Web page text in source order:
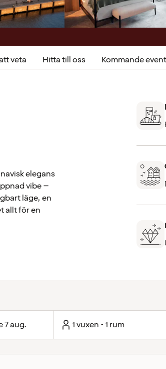
veta Hitta till oss Kommande event
elegans
vibe –
läge, en
allt för en
7 aug. 1 vuxen • 1 rum